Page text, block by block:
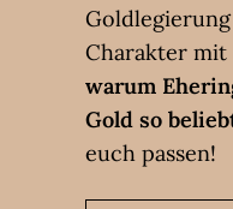
Charakter mit
warum
Gold so
euch passen!